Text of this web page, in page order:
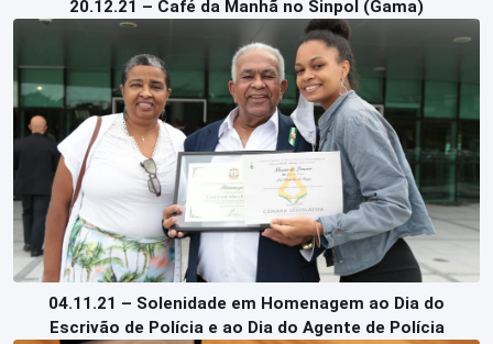
20.12.21 – Café da Manhã no Sinpol (Gama)
04.11.21 – Solenidade em Homenagem ao Dia do
Escrivão de Polícia e ao Dia do Agente de Polícia